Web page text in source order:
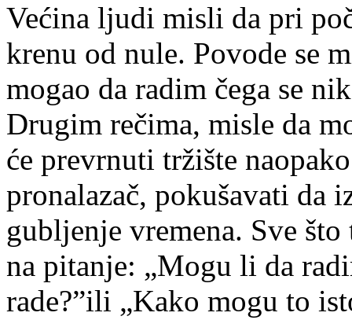
Većina ljudi misli da pri
krenu od nule. Povode se
mogao da radim čega se
Drugim rečima, misle da
će prevrnuti tržište
pronalazač, pokušavati da
gubljenje vremena. Sve
na pitanje: „Mogu li da
rade?”ili „Kako mogu to